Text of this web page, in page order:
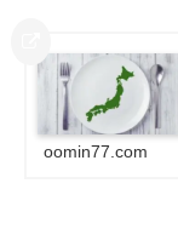
oomin77.com